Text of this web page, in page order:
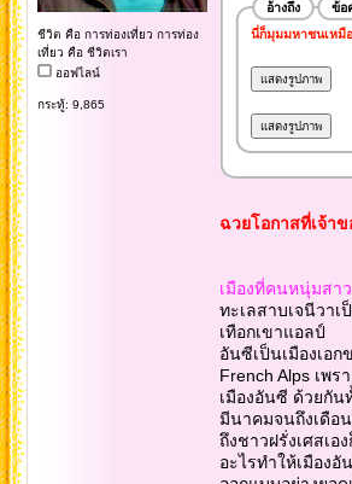
ชีวิต คือ การท่องเที่ยว การท่อง
เที่ยว คือ ชีวิตเรา
ออฟไลน์
กระทู้: 9,865
อ้างถึง ข้อ
นี่ก็มุมมหาชนเหมื
ฉวยโอกาสที่เจ้า
เมืองที่คนหนุ่มสา
ทะเลสาบเจนีวา
เทือกเขาแอลป์
อันซีเป็นเมืองเอ
French Alps เพ
เมืองอันซี ด้วยกัน
มีนาคมจนถึงเดือ
ถึงชาวฝรั่งเศสเ
อะไรทำให้เมือง